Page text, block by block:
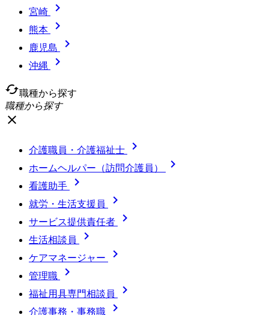
宮崎 
熊本 
鹿児島 
沖縄

cached職種から探す
職種から探す
close
介護職員・介護福祉士 
ホームヘルパー（訪問介護員） 
看護助手 
就労・生活支援員 
サービス提供責任者 
生活相談員 
ケアマネージャー 
管理職 
福祉用具専門相談員 
介護事務・事務職 